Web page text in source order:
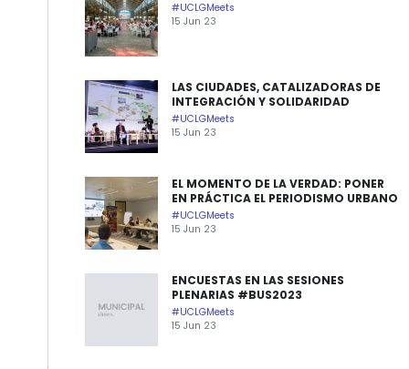
#UCLGMeets
15 Jun 23
LAS CIUDADES, CATALIZADORAS DE
INTEGRACIÓN Y SOLIDARIDAD
#UCLGMeets
15 Jun 23
EL MOMENTO DE LA VERDAD: PONER
EN PRÁCTICA EL PERIODISMO URBANO
#UCLGMeets
15 Jun 23
ENCUESTAS EN LAS SESIONES
PLENARIAS #BUS2023
#UCLGMeets
15 Jun 23